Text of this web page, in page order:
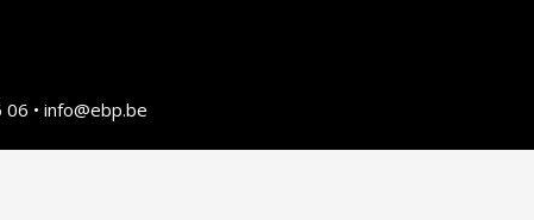
• info@ebp.be